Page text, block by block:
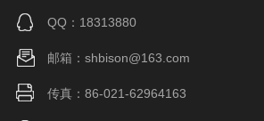
QQ：18313880
邮箱：shbison@163.com
传真：86-021-62964163